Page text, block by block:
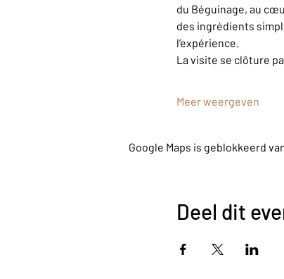
du Béguinage, au
des ingrédients
l’expérience.
La visite se clôture
Meer weergeven
Google Maps is geblokkeerd
Deel dit